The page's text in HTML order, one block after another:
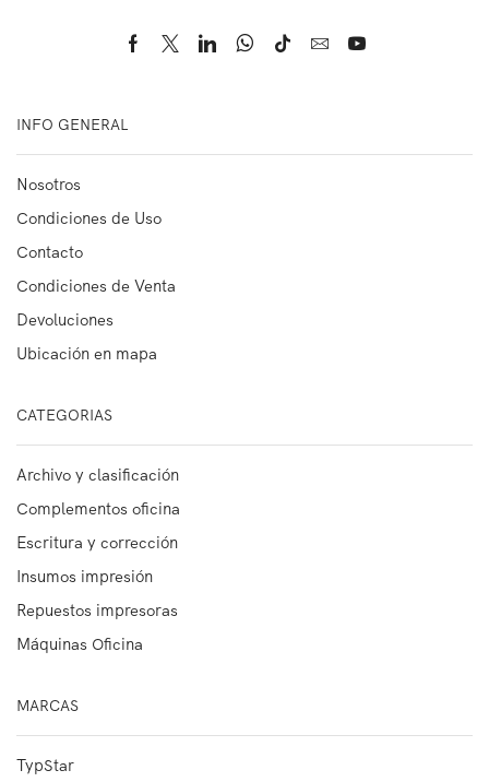
INFO GENERAL
Nosotros
Condiciones de Uso
Contacto
Condiciones de Venta
Devoluciones
Ubicación en mapa
CATEGORIAS
Archivo y clasificación
Complementos oficina
Escritura y corrección
Insumos impresión
Repuestos impresoras
Máquinas Oficina
MARCAS
TypStar